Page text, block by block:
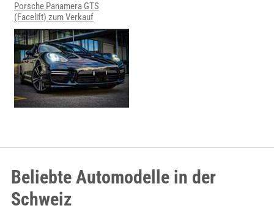
Porsche Panamera GTS
(Facelift) zum Verkauf
Beliebte Automodelle in der
Schweiz